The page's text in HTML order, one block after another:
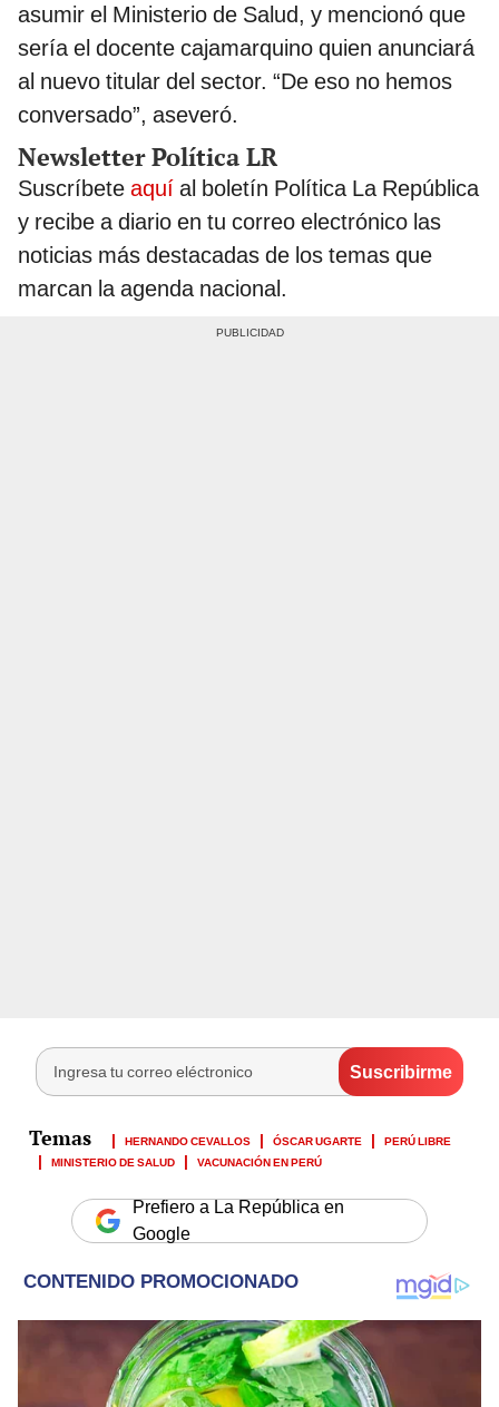
asumir el Ministerio de Salud, y mencionó que
sería el docente cajamarquino quien anunciará
al nuevo titular del sector. “De eso no hemos
conversado”, aseveró.
Newsletter Política LR
Suscríbete aquí al boletín Política La República
y recibe a diario en tu correo electrónico las
noticias más destacadas de los temas que
marcan la agenda nacional.
HERNANDO CEVALLOS ÓSCAR UGARTE
PERÚ LIBRE
MINISTERIO DE SALUD
VACUNACIÓN EN PERÚ
Prefiero a La República en
Google